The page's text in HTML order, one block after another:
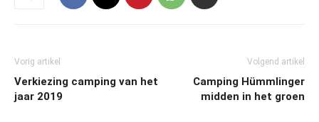
Vorig artikel
Verkiezing camping van het
jaar 2019
Volgend artikel
Camping Hümmlinger
midden in het groen